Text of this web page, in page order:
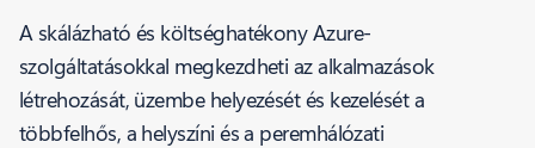
A skálázható és költséghatékony Azure-
szolgáltatásokkal megkezdheti az alkalmazások
létrehozását, üzembe helyezését és kezelését a
többfelhős, a helyszíni és a peremhálózati